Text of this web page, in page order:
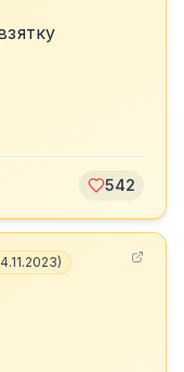
542
)